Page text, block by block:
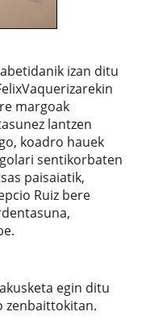
izan ditu
margoak
lantzen
koadro hauek
sentikorbaten
paisaiatik,
Ruiz bere
egin ditu
zenbaittokitan.